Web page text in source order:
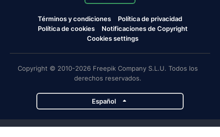
Términos y condiciones
Política de privacidad
Política de cookies
Notificaciones de Copyright
Cookies settings
Copyright © 2010-2026 Freepik Company S.L.U. Todos los
derechos reservados.
Español